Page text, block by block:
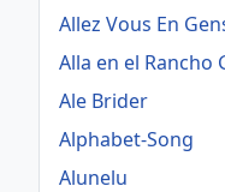
Allez Vous En
Alla en el Rancho
Ale Brider
Alphabet-Song
Alunelu